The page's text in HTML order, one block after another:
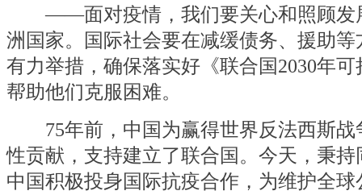
——面对疫情，我们要关心和照顾发
洲国家。国际社会要在减缓债务、援助
有力举措，确保落实好《联合国2030年
帮助他们克服困难。
75年前，中国为赢得世界反法西斯战
性贡献，支持建立了联合国。今天，秉
中国积极投身国际抗疫合作，为维护全